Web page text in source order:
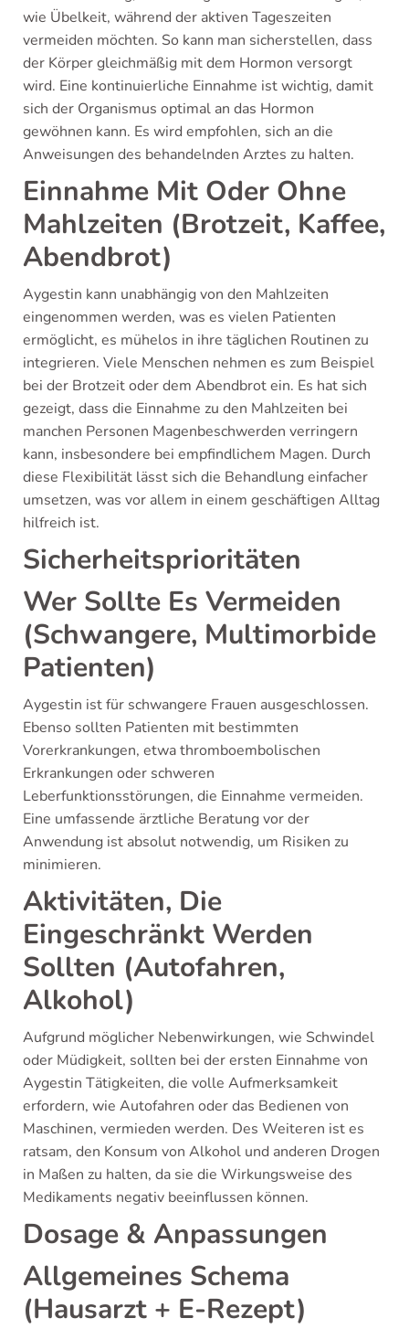
wie Übelkeit, während der aktiven Tageszeiten
vermeiden möchten. So kann man sicherstellen, dass
der Körper gleichmäßig mit dem Hormon versorgt
wird. Eine kontinuierliche Einnahme ist wichtig, damit
sich der Organismus optimal an das Hormon
gewöhnen kann. Es wird empfohlen, sich an die
Anweisungen des behandelnden Arztes zu halten.
Einnahme Mit Oder Ohne
Mahlzeiten (Brotzeit, Kaffee,
Abendbrot)
Aygestin kann unabhängig von den Mahlzeiten
eingenommen werden, was es vielen Patienten
ermöglicht, es mühelos in ihre täglichen Routinen zu
integrieren. Viele Menschen nehmen es zum Beispiel
bei der Brotzeit oder dem Abendbrot ein. Es hat sich
gezeigt, dass die Einnahme zu den Mahlzeiten bei
manchen Personen Magenbeschwerden verringern
kann, insbesondere bei empfindlichem Magen. Durch
diese Flexibilität lässt sich die Behandlung einfacher
umsetzen, was vor allem in einem geschäftigen Alltag
hilfreich ist.
Sicherheitsprioritäten
Wer Sollte Es Vermeiden
(Schwangere, Multimorbide
Patienten)
Aygestin ist für schwangere Frauen ausgeschlossen.
Ebenso sollten Patienten mit bestimmten
Vorerkrankungen, etwa thromboembolischen
Erkrankungen oder schweren
Leberfunktionsstörungen, die Einnahme vermeiden.
Eine umfassende ärztliche Beratung vor der
Anwendung ist absolut notwendig, um Risiken zu
minimieren.
Aktivitäten, Die
Eingeschränkt Werden
Sollten (Autofahren,
Alkohol)
Aufgrund möglicher Nebenwirkungen, wie Schwindel
oder Müdigkeit, sollten bei der ersten Einnahme von
Aygestin Tätigkeiten, die volle Aufmerksamkeit
erfordern, wie Autofahren oder das Bedienen von
Maschinen, vermieden werden. Des Weiteren ist es
ratsam, den Konsum von Alkohol und anderen Drogen
in Maßen zu halten, da sie die Wirkungsweise des
Medikaments negativ beeinflussen können.
Dosage & Anpassungen
Allgemeines Schema
(Hausarzt + E-Rezept)